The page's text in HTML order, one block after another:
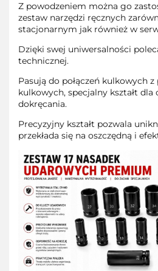
Z powodzeniem można go
zestaw narzędzi ręcznych
stacjonarnym jak również w
Dzięki swej uniwersalności
technicznej.
Pasują do połączeń kulkowych
kulkowych, specjalny kształt dla
dokręcania.
Precyzyjny kształt pozwala
przekłada się na oszczędną i